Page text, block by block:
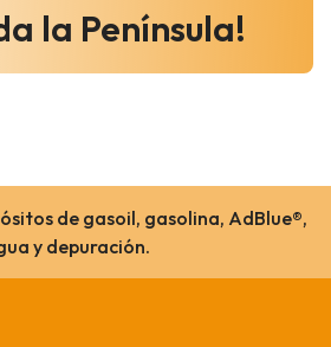
la Península!
de gasoil, gasolina, AdBlue®,
y depuración.